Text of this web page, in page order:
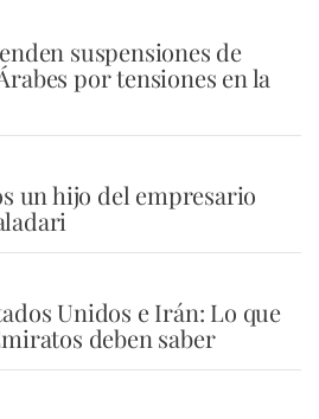
suspensiones de
por tensiones en la
un hijo del empresario
Unidos e Irán: Lo que
deben saber